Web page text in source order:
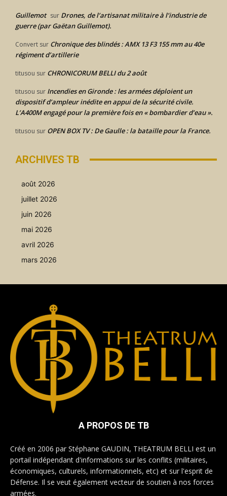
Guillemot sur Drones, de l’artisanat militaire à l’industrie de
guerre (par Gaëtan Guillemot).
Convert sur Chronique des blindés : AMX 13 F3 155 mm au 40e
régiment d’artillerie
titusou sur CHRONICORUM BELLI du 2 août
titusou sur Incendies en Gironde : les armées déploient un
dispositif d’ampleur inédite en appui de la sécurité civile.
L’A400M engagé pour la première fois en « bombardier d’eau ».
titusou sur OPEN BOX TV : De Gaulle : la bataille pour la France.
ARCHIVES TB
août 2026
juillet 2026
juin 2026
mai 2026
avril 2026
mars 2026
A PROPOS DE TB
Créé en 2006 par Stéphane GAUDIN, THEATRUM BELLI est un
portail indépendant d'informations sur les conflits (militaires,
économiques, culturels, informationnels, etc) et sur l'esprit de
Défense. Il se veut également vecteur de soutien à nos forces
armées.